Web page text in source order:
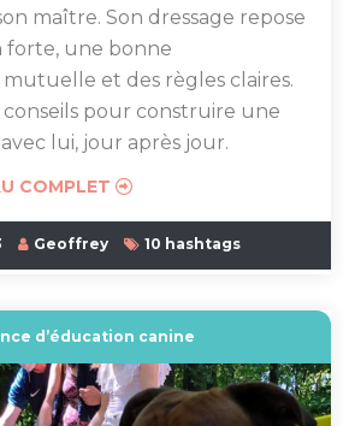
maître. Son dressage repose
forte, une bonne
et des règles claires.
conseils pour construire une
lui, jour après jour.
COMPLET
Geoffrey 10 hashtags
d’éducation canine